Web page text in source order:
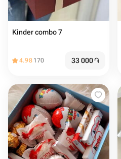
Kinder combo 7
4.98 170 33 000֏